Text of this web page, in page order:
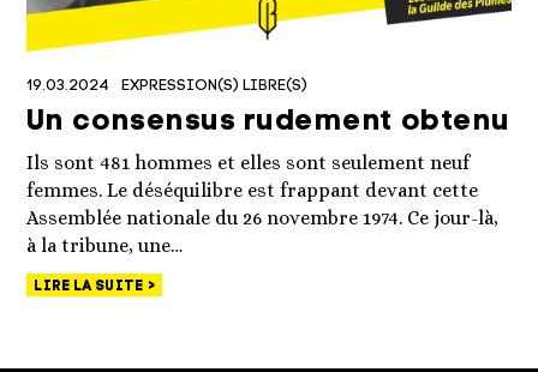
19.03.2024 EXPRESSION(S) LIBRE(S)
Un consensus rudement obtenu
Ils sont 481 hommes et elles sont seulement neuf
femmes. Le déséquilibre est frappant devant cette
Assemblée nationale du 26 novembre 1974. Ce jour-là,
à la tribune, une…
LIRE LA SUITE